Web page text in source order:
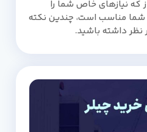
که نیازهای خاص شما را
شما مناسب است، چندین نکته
نظر داشته باشید.